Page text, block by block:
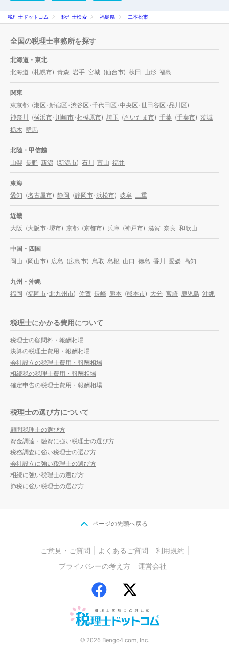
税理士ドットコム 税理士検索 福島県 二本松市
全国の税理士事務所を探す
北海道・東北
北海道 (札幌市) 青森 岩手 宮城 (仙台市) 秋田 山形 福島
関東
東京都 (港区・新宿区・渋谷区・千代田区・中央区・世田谷区・品川区)
神奈川
(横浜市・川崎市・相模原市) 埼玉 (さいたま市) 千葉 (千葉市) 茨城
栃木 群馬
北陸・甲信越
山梨 長野 新潟 (新潟市) 石川 富山 福井
東海
愛知 (名古屋市) 静岡 (静岡市・浜松市) 岐阜 三重
近畿
大阪 (大阪市・堺市) 京都 (京都市) 兵庫 (神戸市) 滋賀 奈良 和歌山
中国・四国
岡山 (岡山市) 広島 (広島市) 鳥取 島根 山口 徳島 香川 愛媛 高知
九州・沖縄
福岡 (福岡市・北九州市) 佐賀 長崎 熊本 (熊本市) 大分 宮崎 鹿児島 沖縄
税理士にかかる費用について
税理士の顧問料・報酬相場
決算の税理士費用・報酬相場
会社設立の税理士費用・報酬相場
相続税の税理士費用・報酬相場
確定申告の税理士費用・報酬相場
税理士の選び方について
顧問税理士の選び方
資金調達・融資に強い税理士の選び方
税務調査に強い税理士の選び方
会社設立に強い税理士の選び方
相続に強い税理士の選び方
節税に強い税理士の選び方
ページの先頭へ戻る
ご意見・ご質問 よくあるご質問
利用規約
プライバシーの考え方
運営会社
© 2026 Bengo4.com, Inc.